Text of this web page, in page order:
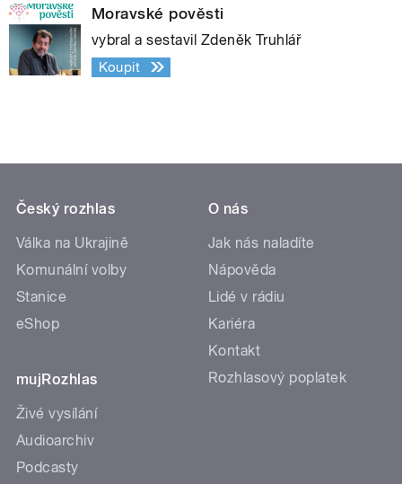
Moravské pověsti
vybral a sestavil Zdeněk Truhlář
Koupit
Český rozhlas
Válka na Ukrajině
Komunální volby
Stanice
eShop
mujRozhlas
Živé vysílání
Audioarchiv
Podcasty
O nás
Jak nás naladíte
Nápověda
Lidé v rádiu
Kariéra
Kontakt
Rozhlasový poplatek